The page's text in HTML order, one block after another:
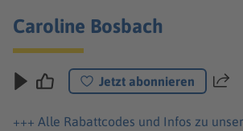
Caroline Bosbach
Jetzt abonnieren Teilen
+++ Alle Rabattcodes und Infos zu